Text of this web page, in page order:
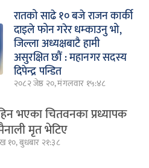
रातको साढे १० बजे राजन कार्की
दाइले फोन गरेर धम्काउनु भो,
जिल्ला अध्यक्षबाटै हामी
असुरक्षित छौं : महानगर सदस्य
दिपेन्द्र पन्डित
२०८२ जेष्ठ २०, मंगलवार १५:४८
भएका चितवनका प्रध्यापक
मृत भेटिए
१०, बुधबार २१:३८